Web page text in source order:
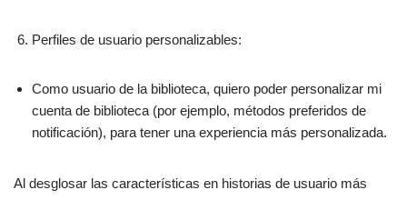
Perfiles de usuario personalizables:
Como usuario de la biblioteca, quiero poder personalizar mi
cuenta de biblioteca (por ejemplo, métodos preferidos de
notificación), para tener una experiencia más personalizada.
Al desglosar las características en historias de usuario más